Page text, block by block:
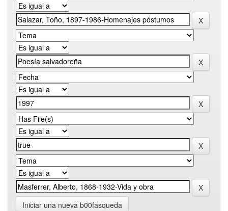
Iniciar una nueva b00fasqueda